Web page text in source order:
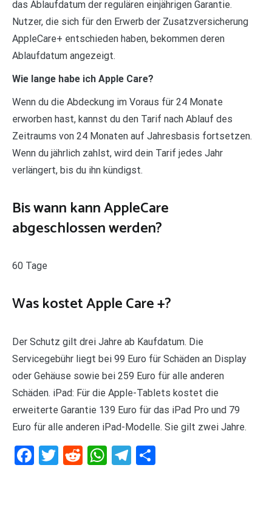
das Ablaufdatum der regulären einjährigen Garantie.
Nutzer, die sich für den Erwerb der Zusatzversicherung
AppleCare+ entschieden haben, bekommen deren
Ablaufdatum angezeigt.
Wie lange habe ich Apple Care?
Wenn du die Abdeckung im Voraus für 24 Monate
erworben hast, kannst du den Tarif nach Ablauf des
Zeitraums von 24 Monaten auf Jahresbasis fortsetzen.
Wenn du jährlich zahlst, wird dein Tarif jedes Jahr
verlängert, bis du ihn kündigst.
Bis wann kann AppleCare
abgeschlossen werden?
60 Tage
Was kostet Apple Care +?
Der Schutz gilt drei Jahre ab Kaufdatum. Die
Servicegebühr liegt bei 99 Euro für Schäden an Display
oder Gehäuse sowie bei 259 Euro für alle anderen
Schäden. iPad: Für die Apple-Tablets kostet die
erweiterte Garantie 139 Euro für das iPad Pro und 79
Euro für alle anderen iPad-Modelle. Sie gilt zwei Jahre.
Facebook
Twitter
RedditWhatsApp
Telegram